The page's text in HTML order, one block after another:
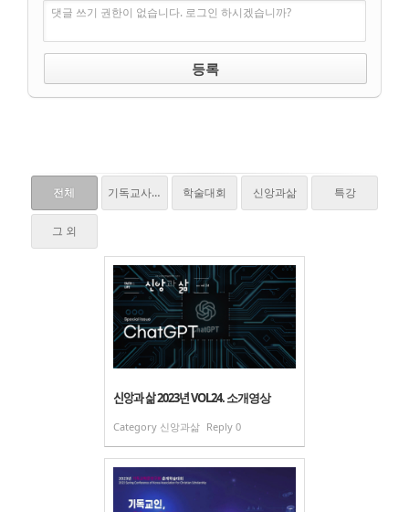
댓글 쓰기 권한이 없습니다. 로그인 하시겠습니까?
전체 기독교사,질문하다 학술대회 신앙과삶 특강
그 외
신앙과 삶 2023년 VOL24. 소개영상
Category 신앙과삶 Reply 0